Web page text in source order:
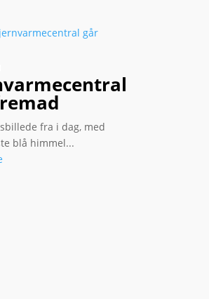
fra i dag, med
blå himmel...